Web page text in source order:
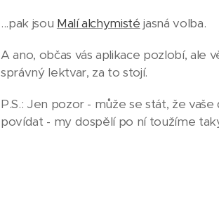
...pak jsou Malí alchymisté jasná volba.
A ano, občas vás aplikace pozlobí, ale
správný lektvar, za to stojí.
P.S.: Jen pozor - může se stát, že
povídat - my dospělí po ní toužíme